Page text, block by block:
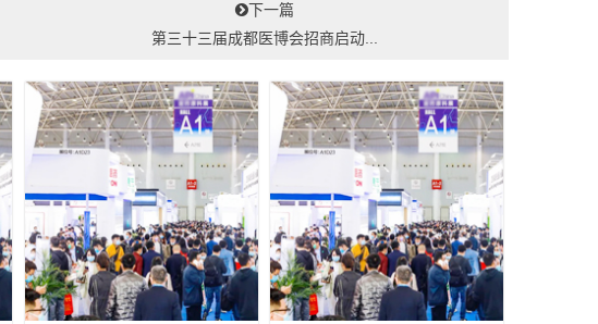
下一篇
第三十三届成都医博会招商启动...